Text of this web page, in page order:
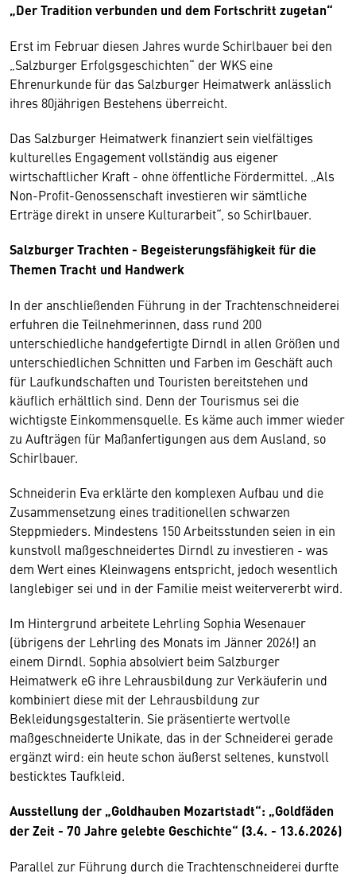
„Der Tradition verbunden und dem Fortschritt zugetan“
Erst im Februar diesen Jahres wurde Schirlbauer bei den
„Salzburger Erfolgsgeschichten“ der WKS eine
Ehrenurkunde für das Salzburger Heimatwerk anlässlich
ihres 80jährigen Bestehens überreicht.
Das Salzburger Heimatwerk finanziert sein vielfältiges
kulturelles Engagement vollständig aus eigener
wirtschaftlicher Kraft - ohne öffentliche Fördermittel. „Als
Non-Profit-Genossenschaft investieren wir sämtliche
Erträge direkt in unsere Kulturarbeit“, so Schirlbauer.
Salzburger Trachten - Begeisterungsfähigkeit für die
Themen Tracht und Handwerk
In der anschließenden Führung in der Trachtenschneiderei
erfuhren die Teilnehmerinnen, dass rund 200
unterschiedliche handgefertigte Dirndl in allen Größen und
unterschiedlichen Schnitten und Farben im Geschäft auch
für Laufkundschaften und Touristen bereitstehen und
käuflich erhältlich sind. Denn der Tourismus sei die
wichtigste Einkommensquelle. Es käme auch immer wieder
zu Aufträgen für Maßanfertigungen aus dem Ausland, so
Schirlbauer.
Schneiderin Eva erklärte den komplexen Aufbau und die
Zusammensetzung eines traditionellen schwarzen
Steppmieders. Mindestens 150 Arbeitsstunden seien in ein
kunstvoll maßgeschneidertes Dirndl zu investieren - was
dem Wert eines Kleinwagens entspricht, jedoch wesentlich
langlebiger sei und in der Familie meist weitervererbt wird.
Im Hintergrund arbeitete Lehrling Sophia Wesenauer
(übrigens der Lehrling des Monats im Jänner 2026!) an
einem Dirndl. Sophia absolviert beim Salzburger
Heimatwerk eG ihre Lehrausbildung zur Verkäuferin und
kombiniert diese mit der Lehrausbildung zur
Bekleidungsgestalterin. Sie präsentierte wertvolle
maßgeschneiderte Unikate, das in der Schneiderei gerade
ergänzt wird: ein heute schon äußerst seltenes, kunstvoll
besticktes Taufkleid.
Ausstellung der „Goldhauben Mozartstadt“: „Goldfäden
der Zeit - 70 Jahre gelebte Geschichte“ (3.4. - 13.6.2026)
Parallel zur Führung durch die Trachtenschneiderei durfte